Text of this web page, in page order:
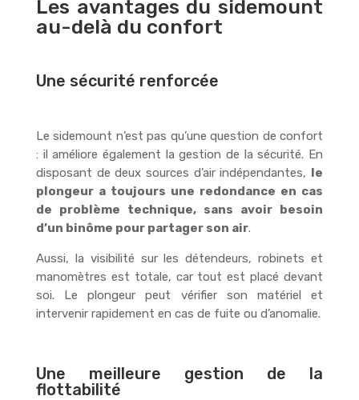
Les avantages du sidemount
au-delà du confort
Une sécurité renforcée
Le sidemount n’est pas qu’une question de confort
: il améliore également la gestion de la sécurité. En
disposant de deux sources d’air indépendantes, le
plongeur a toujours une redondance en cas
de problème technique, sans avoir besoin
d’un binôme pour partager son air.
Aussi, la visibilité sur les détendeurs, robinets et
manomètres est totale, car tout est placé devant
soi. Le plongeur peut vérifier son matériel et
intervenir rapidement en cas de fuite ou d’anomalie.
Une meilleure gestion de la
flottabilité